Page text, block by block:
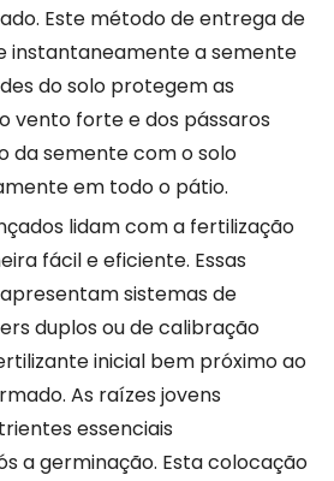
Este método de entrega de
instantaneamente a semente
do solo protegem as
vento forte e dos pássaros
da semente com o solo
em todo o pátio.
lidam com a fertilização
fácil e eficiente. Essas
sistemas de
duplos ou de calibração
inicial bem próximo ao
As raízes jovens
essenciais
a germinação. Esta colocação